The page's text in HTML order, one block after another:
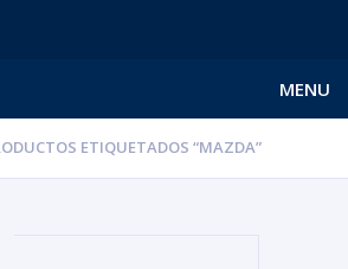
MENU
ETIQUETADOS “MAZDA”